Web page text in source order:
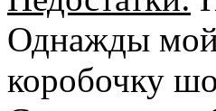
Однажды
коробочку